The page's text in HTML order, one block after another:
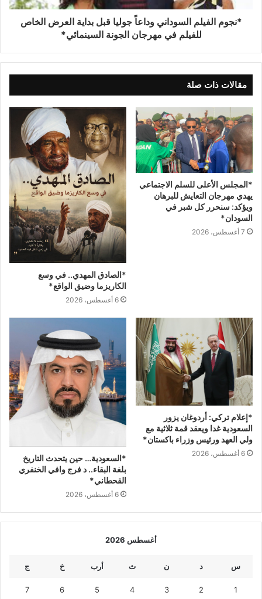
*نجوم الفيلم السوداني وداعاً جوليا قبل بداية العرض الخاص
للفيلم في مهرجان الجونة السينمائي*
مقالات ذات صلة
*المجلس الأعلى للسلم الاجتماعي
يهدي مهرجان التعايش للبرهان
ويؤكد: سنحرر كل شبر في
السودان*
7 أغسطس، 2026
*الصادق المهدي.. في وسع
الكاريزما وضيق الواقع*
6 أغسطس، 2026
*إعلام تركي: أردوغان يزور
السعودية غدا ويعقد قمة ثلاثية مع
ولي العهد ورئيس وزراء باكستان*
6 أغسطس، 2026
*‏السعودية… حين يتحدث التاريخ
بلغة البقاء.. ‏د فرج وافي الخنفري
القحطاني*
6 أغسطس، 2026
أغسطس 2026
س د ن ث أرب خ ج
1
2
3
4
5
6
7